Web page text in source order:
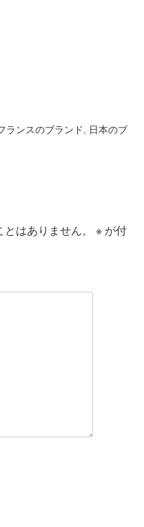
ランスのブランド, 日本のブ
はありません。 ※ が付